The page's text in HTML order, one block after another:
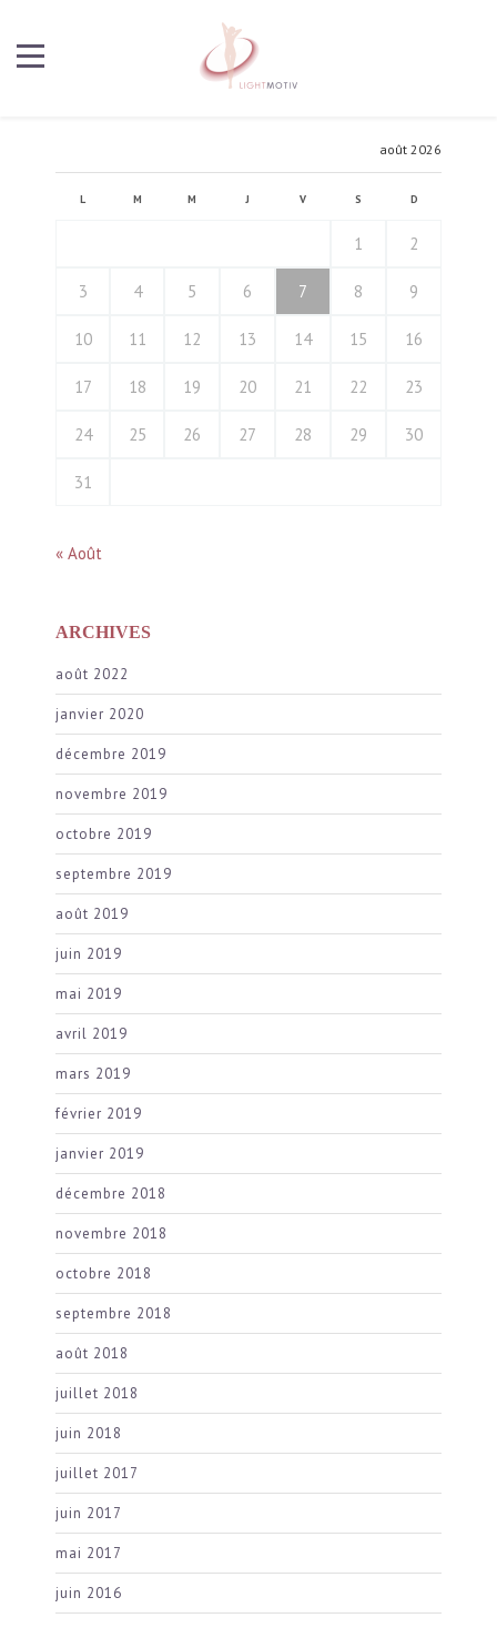
août 2026
L M M J V S D
1 2
3 4 5 6 7 8 9
10 11 12 13 14 15 16
17 18 19 20 21 22 23
24 25 26 27 28 29 30
31
« Août
ARCHIVES
août 2022
janvier 2020
décembre 2019
novembre 2019
octobre 2019
septembre 2019
août 2019
juin 2019
mai 2019
avril 2019
mars 2019
février 2019
janvier 2019
décembre 2018
novembre 2018
octobre 2018
septembre 2018
août 2018
juillet 2018
juin 2018
juillet 2017
juin 2017
mai 2017
juin 2016